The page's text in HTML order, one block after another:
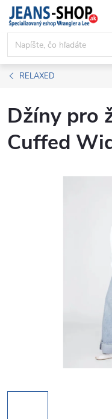
Prejsť
obsah
RELAXED
Džíny pro
Cuffed